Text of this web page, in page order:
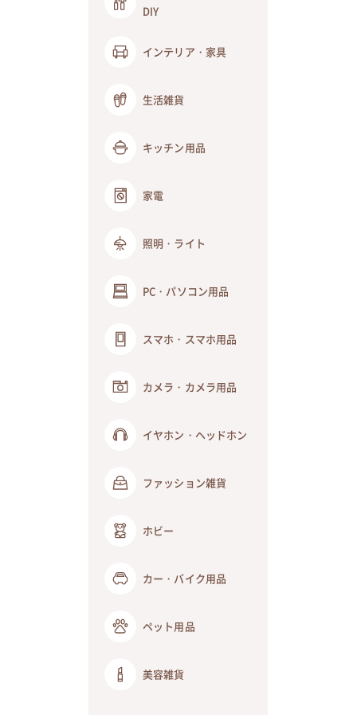
DIY
インテリア・家具
生活雑貨
キッチン用品
家電
照明・ライト
PC・パソコン用品
スマホ・スマホ用品
カメラ・カメラ用品
イヤホン・ヘッドホン
ファッション雑貨
ホビー
カー・バイク用品
ペット用品
美容雑貨